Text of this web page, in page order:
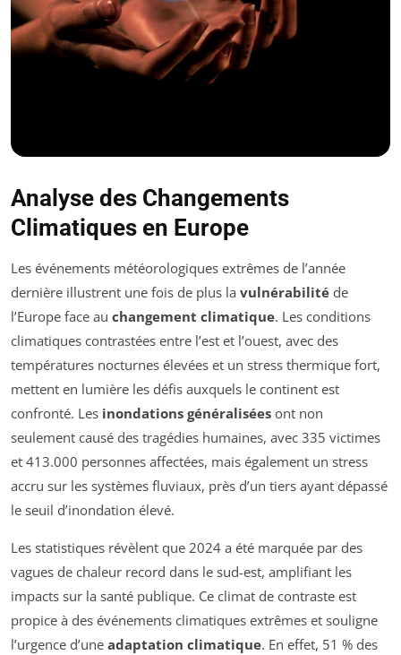
Analyse des Changements
Climatiques en Europe
Les événements météorologiques extrêmes de l’année
dernière illustrent une fois de plus la vulnérabilité de
l’Europe face au changement climatique. Les conditions
climatiques contrastées entre l’est et l’ouest, avec des
températures nocturnes élevées et un stress thermique fort,
mettent en lumière les défis auxquels le continent est
confronté. Les inondations généralisées ont non
seulement causé des tragédies humaines, avec 335 victimes
et 413.000 personnes affectées, mais également un stress
accru sur les systèmes fluviaux, près d’un tiers ayant dépassé
le seuil d’inondation élevé.
Les statistiques révèlent que 2024 a été marquée par des
vagues de chaleur record dans le sud-est, amplifiant les
impacts sur la santé publique. Ce climat de contraste est
propice à des événements climatiques extrêmes et souligne
l’urgence d’une adaptation climatique. En effet, 51 % des